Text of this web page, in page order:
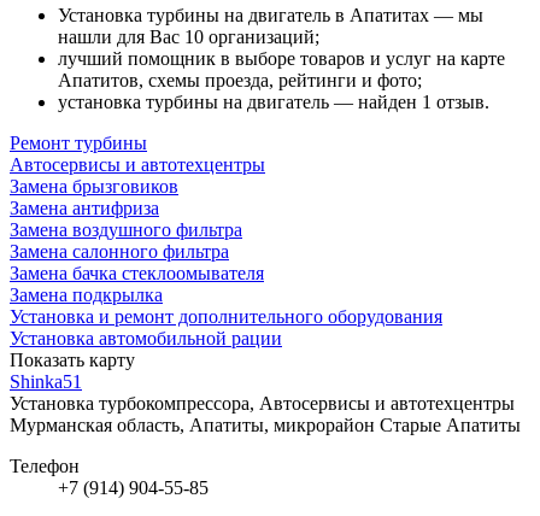
Установка турбины на двигатель в Апатитах — мы
нашли для Вас 10 организаций;
лучший помощник в выборе товаров и услуг на карте
Апатитов, схемы проезда, рейтинги и фото;
установка турбины на двигатель — найден 1 отзыв.
Ремонт турбины
Автосервисы и автотехцентры
Замена брызговиков
Замена антифриза
Замена воздушного фильтра
Замена салонного фильтра
Замена бачка стеклоомывателя
Замена подкрылка
Установка и ремонт дополнительного оборудования
Установка автомобильной рации
Показать карту
Shinka51
Установка турбокомпрессора, Автосервисы и автотехцентры
Мурманская область, Апатиты, микрорайон Старые Апатиты
Телефон
+7 (914) 904-55-85